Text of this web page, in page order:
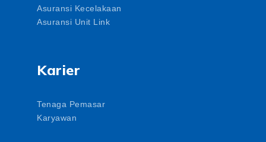
Asuransi Kecelakaan
Asuransi Unit Link
Karier
Tenaga Pemasar
Karyawan